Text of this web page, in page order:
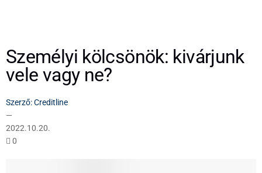
Személyi kölcsönök: kivárjunk
vele vagy ne?
Szerző:Creditline
—
2022.10.20.
0